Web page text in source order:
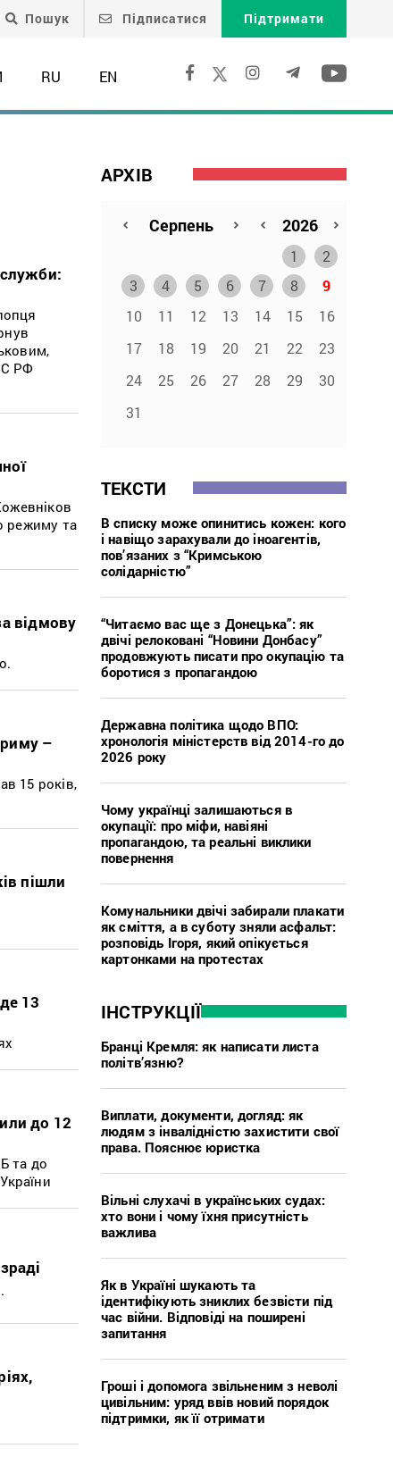
Пошук Підписатися Підтримати
RU EN
РФ
режиму та
відмову
–
15 років,
пішли
13
до 12
та до
АРХІВ
1
2
3
4 5 6 7 8
9
10
11 12 13 14 15
16
17
18 19 20 21 22
23
24
25 26 27 28 29
30
31
ТЕКСТИ
В списку може опинитись кожен: кого
і навіщо зарахували до іноагентів,
пов’язаних з “Кримською
солідарністю”
“Читаємо вас ще з Донецька”: як
двічі релоковані “Новини Донбасу”
продовжують писати про окупацію та
боротися з пропагандою
Державна політика щодо ВПО:
хронологія міністерств від 2014-го до
2026 року
Чому українці залишаються в
окупації: про міфи, навіяні
пропагандою, та реальні виклики
повернення
Комунальники двічі забирали плакати
як сміття, а в суботу зняли асфальт:
розповідь Ігоря, який опікується
картонками на протестах
ІНСТРУКЦІЇ
Бранці Кремля: як написати листа
політв’язню?
Виплати, документи, догляд: як
людям з інвалідністю захистити свої
права. Пояснює юристка
Вільні слухачі в українських судах:
хто вони і чому їхня присутність
важлива
Як в Україні шукають та
ідентифікують зниклих безвісти під
час війни. Відповіді на поширені
запитання
Гроші і допомога звільненим з неволі
цивільним: уряд ввів новий порядок
підтримки, як її отримати